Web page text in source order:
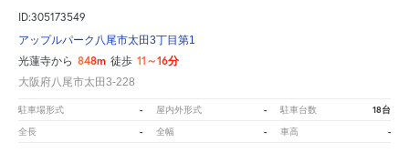
ID:305173549
アップルパーク八尾市太田3丁目第1
光蓮寺から 848m 徒歩 11～16分
大阪府八尾市太田3-228
駐車場形式 - 屋内外形式 - 駐車台数 18台
全長 - 全幅 - 車高 -